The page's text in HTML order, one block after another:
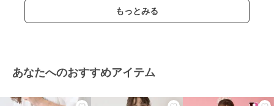
もっとみる
あなたへのおすすめアイテム